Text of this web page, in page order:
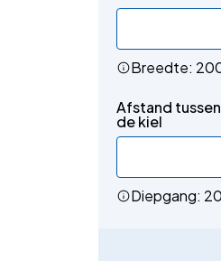
Breedte:
Afstand
de kiel
Diepgang: